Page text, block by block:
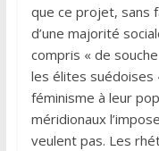
que ce projet, sans
d’une majorité
compris « de
les élites suédoises
féminisme à leur
méridionaux
veulent pas. Les